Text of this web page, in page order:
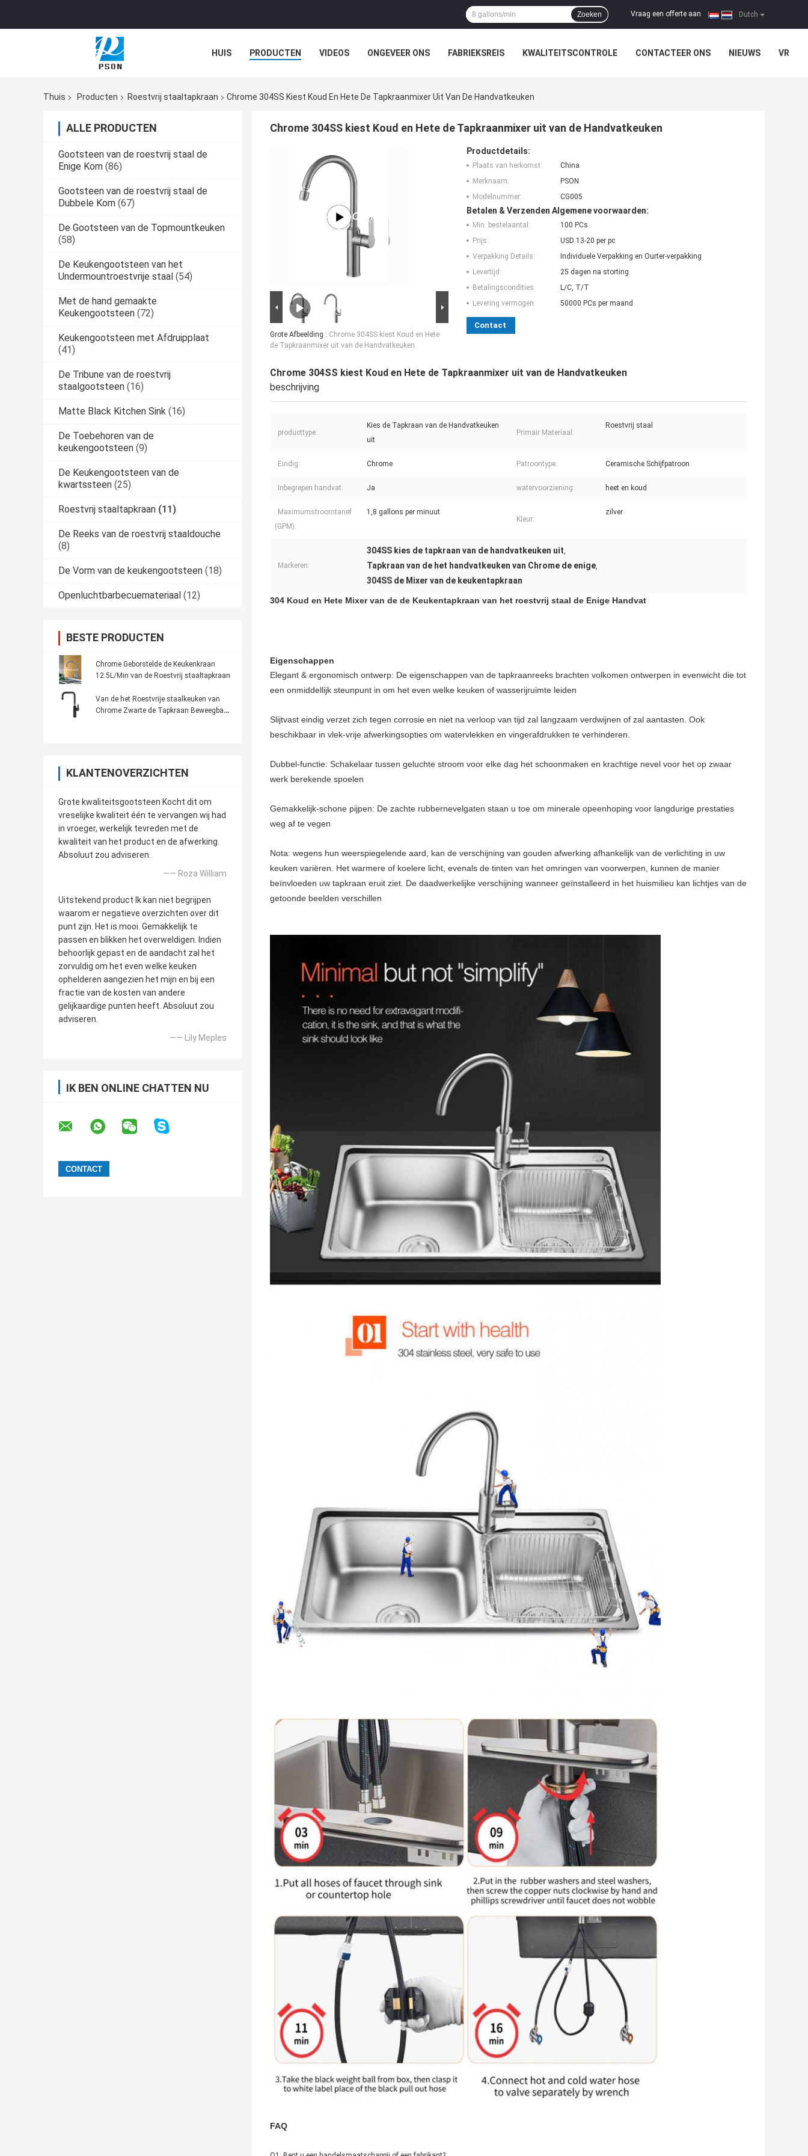
Dutch
Vraag een offerte aan
Zoeken
HUIS PRODUCTEN VIDEOS ONGEVEER ONS FABRIEKSREIS KWALITEITSCONTROLE CONTACTEER ONS NIEUWS VR
Thuis Producten Roestvrij staaltapkraan Chrome 304SS Kiest Koud En Hete De Tapkraanmixer Uit Van De Handvatkeuken
ALLE PRODUCTEN
Gootsteen van de roestvrij staal de
Enige Kom (86)
Gootsteen van de roestvrij staal de
Dubbele Kom (67)
De Gootsteen van de Topmountkeuken
(58)
De Keukengootsteen van het
Undermountroestvrije staal (54)
Met de hand gemaakte
Keukengootsteen (72)
Keukengootsteen met Afdruipplaat
(41)
De Tribune van de roestvrij
staalgootsteen (16)
Matte Black Kitchen Sink (16)
De Toebehoren van de
keukengootsteen (9)
De Keukengootsteen van de
kwartssteen (25)
Roestvrij staaltapkraan (11)
De Reeks van de roestvrij staaldouche
(8)
De Vorm van de keukengootsteen (18)
Openluchtbarbecuemateriaal (12)
BESTE PRODUCTEN
Chrome Geborstelde de Keukenkraan
12.5L/Min van de Roestvrij staaltapkraan
Van de het Roestvrije staalkeuken van
Chrome Zwarte de Tapkraan Beweegbare
KLANTENOVERZICHTEN
Grote kwaliteitsgootsteen Kocht dit om
vreselijke kwaliteit één te vervangen wij had
in vroeger, werkelijk tevreden met de
kwaliteit van het product en de afwerking.
Absoluut zou adviseren.
—— Roza William
Uitstekend product Ik kan niet begrijpen
waarom er negatieve overzichten over dit
punt zijn. Het is mooi. Gemakkelijk te
passen en blikken het overweldigen. Indien
behoorlijk gepast en de aandacht zal het
zorvuldig om het even welke keuken
ophelderen aangezien het mijn en bij een
fractie van de kosten van andere
gelijkaardige punten heeft. Absoluut zou
adviseren.
—— Lily Meples
IK BEN ONLINE CHATTEN NU
Chrome 304SS kiest Koud en Hete de Tapkraanmixer uit van de Handvatkeuken
Grote Afbeelding : Chrome 304SS kiest Koud en Hete
de Tapkraanmixer uit van de Handvatkeuken
Productdetails:
Plaats van herkomst:
China
Merknaam:
PSON
Modelnummer:
CG005
Betalen & Verzenden Algemene voorwaarden:
Min. bestelaantal:
100 PCs
Prijs:
USD 13-20 per pc
Verpakking Details:
Individuele Verpakking en Ourter-verpakking
Levertijd:
25 dagen na storting
Betalingscondities:
L/C, T/T
Levering vermogen:
50000 PCs per maand
Contact
Chrome 304SS kiest Koud en Hete de Tapkraanmixer uit van de Handvatkeuken
beschrijving
producttype:
Kies de Tapkraan van de Handvatkeuken
uit
Primair Materiaal:
Roestvrij staal
Eindig: Chrome Patroontype: Ceramische Schijfpatroon
Inbegrepen handvat: Ja watervoorziening: heet en koud
Maximumstroomtarief
(GPM):
1,8 gallons per minuut
Kleur:
zilver
Markeren:
304SS kies de tapkraan van de handvatkeuken uit,
Tapkraan van de het handvatkeuken van Chrome de enige,
304SS de Mixer van de keukentapkraan
304 Koud en Hete Mixer van de de Keukentapkraan van het roestvrij staal de Enige Handvat
Eigenschappen
Elegant & ergonomisch ontwerp: De eigenschappen van de tapkraanreeks brachten volkomen ontwerpen in evenwicht die tot
een onmiddellijk steunpunt in om het even welke keuken of wasserijruimte leiden
Slijtvast eindig verzet zich tegen corrosie en niet na verloop van tijd zal langzaam verdwijnen of zal aantasten. Ook
beschikbaar in vlek-vrije afwerkingsopties om watervlekken en vingerafdrukken te verhinderen.
Dubbel-functie: Schakelaar tussen geluchte stroom voor elke dag het schoonmaken en krachtige nevel voor het op zwaar
werk berekende spoelen
Gemakkelijk-schone pijpen: De zachte rubbernevelgaten staan u toe om minerale opeenhoping voor langdurige prestaties
weg af te vegen
Nota: wegens hun weerspiegelende aard, kan de verschijning van gouden afwerking afhankelijk van de verlichting in uw
keuken variëren. Het warmere of koelere licht, evenals de tinten van het omringen van voorwerpen, kunnen de manier
beïnvloeden uw tapkraan eruit ziet. De daadwerkelijke verschijning wanneer geïnstalleerd in het huismilieu kan lichtjes van de
getoonde beelden verschillen
FAQ